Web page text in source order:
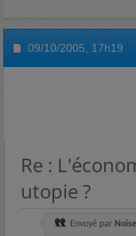
09/10/2005, 17h19
Re :
utopie ?
Envoyé par